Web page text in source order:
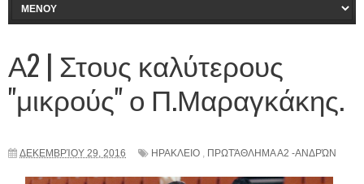
Α2 | Στους καλύτερους
"μικρούς" ο Π.Μαραγκάκης.
ΔΕΚΕΜΒΡΊΟΥ 29, 2016 ΗΡΑΚΛΕΙΟ , ΠΡΩΤΆΘΛΗΜΑ Α2 -ΑΝΔΡΏΝ